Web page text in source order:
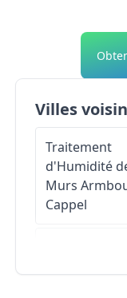
Villes
Traitement
d'Humidité
Murs
Cappel